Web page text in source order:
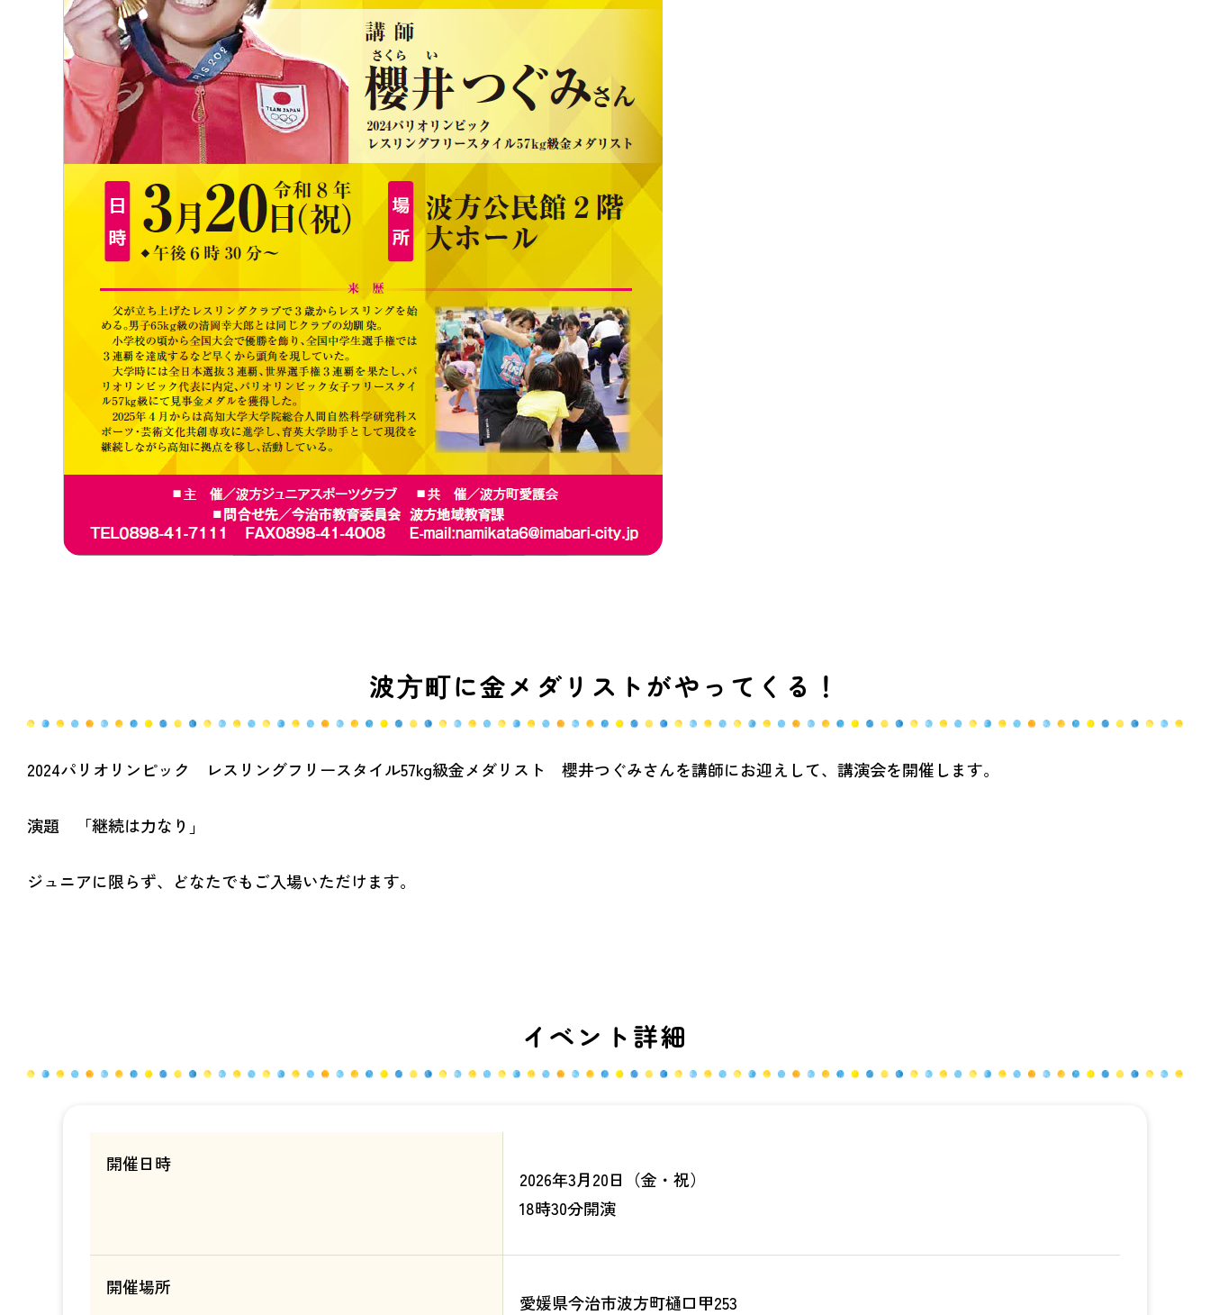
波方町に金メダリストがやってくる！
2024パリオリンピック レスリングフリースタイル57kg級金メダリスト 櫻井つぐみさんを講師にお迎えして、講演会を開催します。
演題 「継続は力なり」
ジュニアに限らず、どなたでもご入場いただけます。
イベント詳細
開催日時
2026年3月20日（金・祝）
18時30分開演
開催場所
愛媛県今治市波方町樋口甲253